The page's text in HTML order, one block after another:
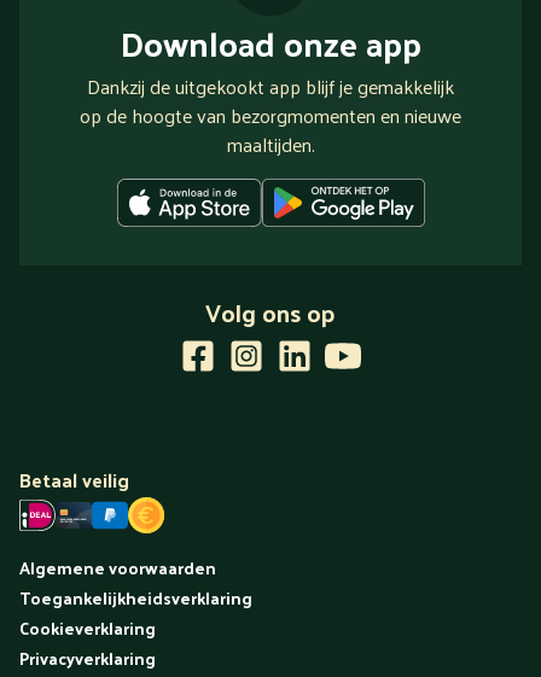
Download onze app
Dankzij de uitgekookt app blijf je gemakkelijk
op de hoogte van bezorgmomenten en nieuwe
maaltijden.
Volg ons op
Betaal veilig
Algemene voorwaarden
Toegankelijkheidsverklaring
Cookieverklaring
Privacyverklaring